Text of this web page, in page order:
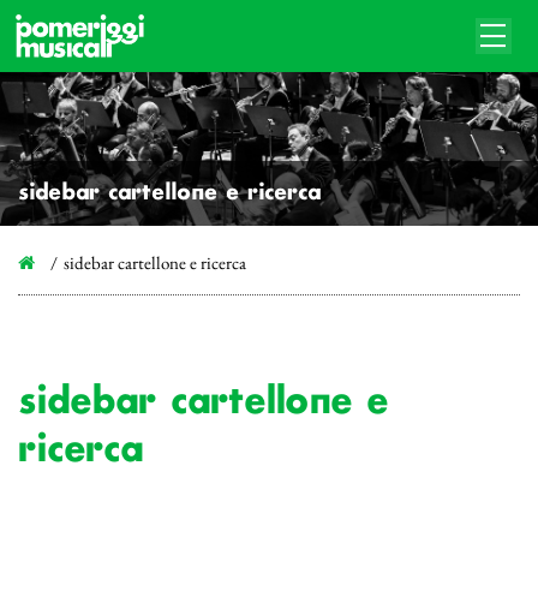
sidebar cartellone e ricerca
sidebar cartellone e ricerca
sidebar cartellone e
ricerca